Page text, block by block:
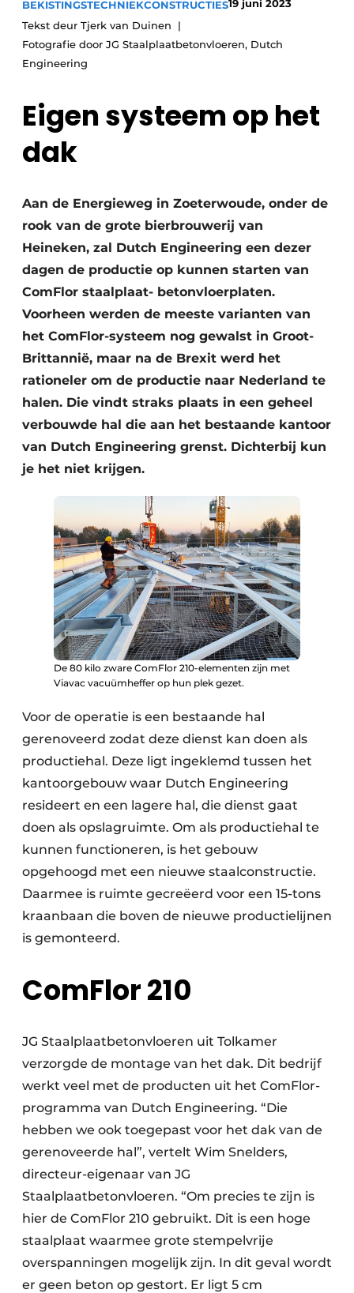
Privacy / Cookie statement
Vacature aanmelden
Video’s
BEKISTINGSTECHNIEKCONSTRUCTIES19 juni 2023
Tekst deur Tjerk van Duinen
Fotografie door JG Staalplaatbetonvloeren, Dutch
Engineering
Eigen systeem op het
dak
Aan de Energieweg in Zoeterwoude, onder de
rook van de grote bierbrouwerij van
Heineken, zal Dutch Engineering een dezer
dagen de productie op kunnen starten van
ComFlor staalplaat- betonvloerplaten.
Voorheen werden de meeste varianten van
het ComFlor-systeem nog gewalst in Groot-
Brittannië, maar na de Brexit werd het
rationeler om de productie naar Nederland te
halen. Die vindt straks plaats in een geheel
verbouwde hal die aan het bestaande kantoor
van Dutch Engineering grenst. Dichterbij kun
je het niet krijgen.
De 80 kilo zware ComFlor 210-elementen zijn met
Viavac vacuümheffer op hun plek gezet.
Voor de operatie is een bestaande hal
gerenoveerd zodat deze dienst kan doen als
productiehal. Deze ligt ingeklemd tussen het
kantoorgebouw waar Dutch Engineering
resideert en een lagere hal, die dienst gaat
doen als opslagruimte. Om als productiehal te
kunnen functioneren, is het gebouw
opgehoogd met een nieuwe staalconstructie.
Daarmee is ruimte gecreëerd voor een 15-tons
kraanbaan die boven de nieuwe productielijnen
is gemonteerd.
ComFlor 210
JG Staalplaatbetonvloeren uit Tolkamer
verzorgde de montage van het dak. Dit bedrijf
werkt veel met de producten uit het ComFlor-
programma van Dutch Engineering. “Die
hebben we ook toegepast voor het dak van de
gerenoveerde hal”, vertelt Wim Snelders,
directeur-eigenaar van JG
Staalplaatbetonvloeren. “Om precies te zijn is
hier de ComFlor 210 gebruikt. Dit is een hoge
staalplaat waarmee grote stempelvrije
overspanningen mogelijk zijn. In dit geval wordt
er geen beton op gestort. Er ligt 5 cm